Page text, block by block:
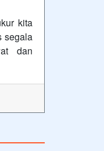
kita
segala
dan